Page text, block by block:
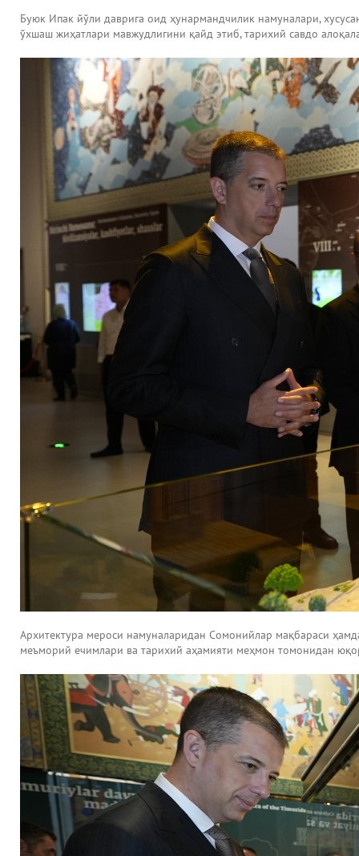
Буюк Ипак йўли даврига оид ҳунармандчилик намуналари,
ўхшаш жиҳатлари мавжудлигини қайд этиб, тарихий савдо
Архитектура мероси намуналаридан Сомонийлар мақбараси
меъморий ечимлари ва тарихий аҳамияти меҳмон томонидан